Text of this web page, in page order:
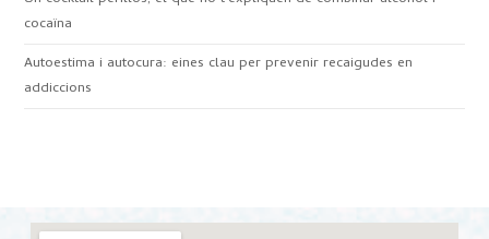
cocaïna
Autoestima i autocura: eines clau per prevenir recaigudes en
addiccions